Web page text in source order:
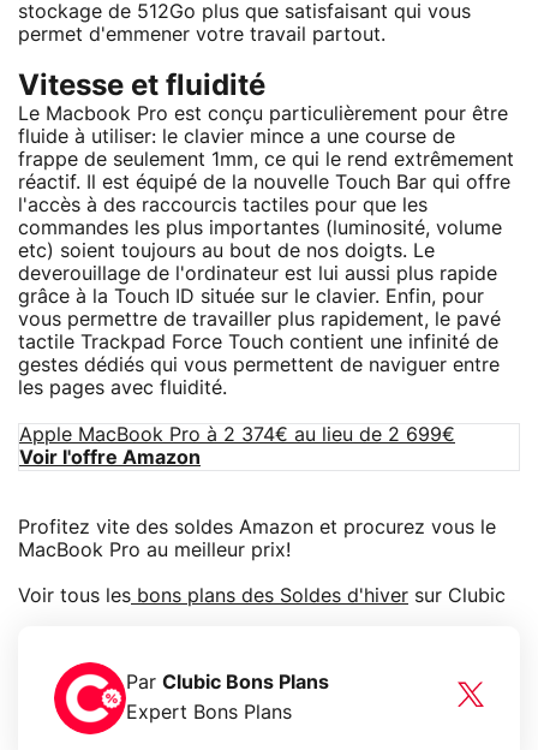
stockage de 512Go plus que satisfaisant qui vous
permet d'emmener votre travail partout.
Vitesse et fluidité
Le Macbook Pro est conçu particulièrement pour être
fluide à utiliser: le clavier mince a une course de
frappe de seulement 1mm, ce qui le rend extrêmement
réactif. Il est équipé de la nouvelle Touch Bar qui offre
l'accès à des raccourcis tactiles pour que les
commandes les plus importantes (luminosité, volume
etc) soient toujours au bout de nos doigts. Le
deverouillage de l'ordinateur est lui aussi plus rapide
grâce à la Touch ID située sur le clavier. Enfin, pour
vous permettre de travailler plus rapidement, le pavé
tactile Trackpad Force Touch contient une infinité de
gestes dédiés qui vous permettent de naviguer entre
les pages avec fluidité.
Apple MacBook Pro à 2 374€ au lieu de 2 699€
Voir l'offre Amazon
Profitez vite des soldes Amazon et procurez vous le
MacBook Pro au meilleur prix!
Voir tous les bons plans des Soldes d'hiver sur Clubic
Par Clubic Bons Plans
Expert Bons Plans